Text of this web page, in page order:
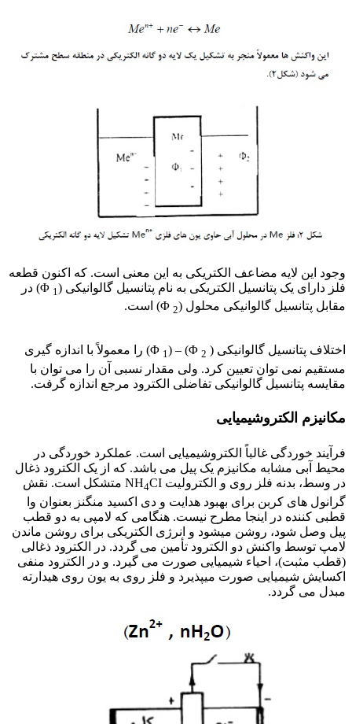
وجود این لایه مضاعف الکتریکی به این معنی است. که اکنون قطعه
فلز دارای یک پتانسیل الکتریکی به نام پتانسیل گالوانیکی (1
Φ) در
مقابل پتانسیل گالوانیکی محلول (2
اختلاف پتانسیل گالوانیکی ( 2
1
) را معمولاً با اندازه گیری
مستقیم نمی توان تعیین کرد. ولی مقدار نسبی آن را می توان با
مقایسه پتانسیل گالوانیکی تفاضلی الکترود مرجع اندازه گرفت.
مکانیزم الکتروشیمیایی
فرآیند خوردگی غالباً الکتروشیمیایی است. عملکرد خوردگی در
محیط آبی مشابه مکانیزم یک پیل می باشد. که از یک الکترود ذغال
در وسط، بدنه فلز روی و الکترولیت NH
4
CI متشکل است. نقش
گرانول های کربن برای بهبود هدایت و دی اکسید منگنز بعنوان وا
قطبی کننده در اینجا مطرح نیست. هنگامی که لامپی به دو قطب
پیل وصل شود، روشن میشود و انرژی الکتریکی برای روشن ماندن
لامپ توسط واکنش دو الکترود تأمین می گردد. در الکترود ذغالی
(قطب مثبت)، احیاء شیمیایی صورت می گیرد. و در الکترود منفی
اکسایش شیمیایی صورت میپذیرد و فلز روی به یون روی هیدارته
مبدل می گردد.